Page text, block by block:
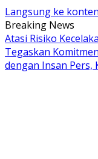
Langsung ke konten
Breaking News
Atasi Risiko
Tegaskan
dengan Insan Pers,